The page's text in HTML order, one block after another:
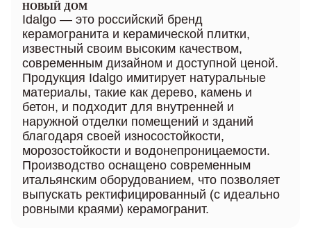
НОВЫЙ ДОМ
Idalgo — это российский бренд
керамогранита и керамической плитки,
известный своим высоким качеством,
современным дизайном и доступной ценой.
Продукция Idalgo имитирует натуральные
материалы, такие как дерево, камень и
бетон, и подходит для внутренней и
наружной отделки помещений и зданий
благодаря своей износостойкости,
морозостойкости и водонепроницаемости.
Производство оснащено современным
итальянским оборудованием, что позволяет
выпускать ректифицированный (с идеально
ровными краями) керамогранит.